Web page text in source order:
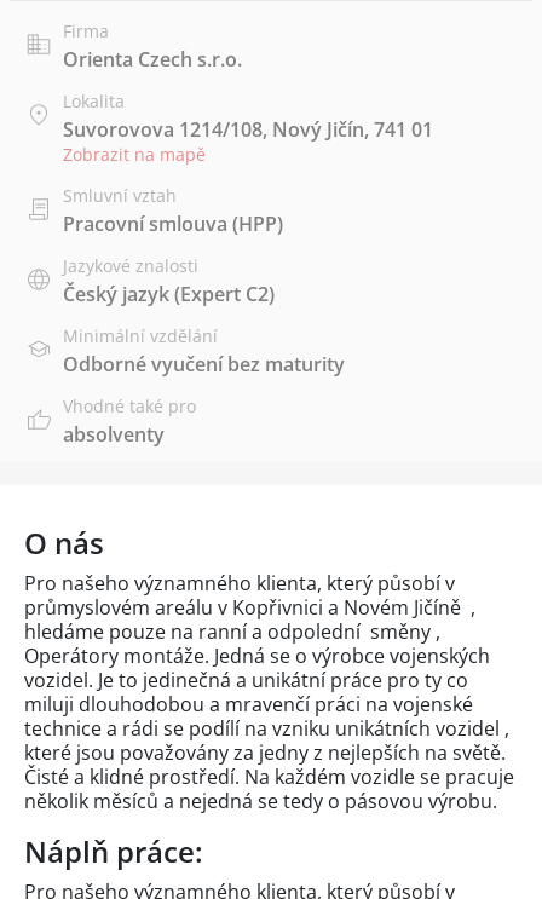
Firma
Orienta Czech s.r.o.
Lokalita
Suvorovova 1214/108, Nový Jičín, 741 01
Zobrazit na mapě
Smluvní vztah
Pracovní smlouva (HPP)
Jazykové znalosti
Český jazyk(Expert C2)
Minimální vzdělání
Odborné vyučení bez maturity
Vhodné také pro
absolventy
O nás
Pro našeho významného klienta, který působí v
průmyslovém areálu v Kopřivnici a Novém Jičíně ,
hledáme pouze na ranní a odpolední směny ,
Operátory montáže. Jedná se o výrobce vojenských
vozidel. Je to jedinečná a unikátní práce pro ty co
miluji dlouhodobou a mravenčí práci na vojenské
technice a rádi se podílí na vzniku unikátních vozidel ,
které jsou považovány za jedny z nejlepších na světě.
Čisté a klidné prostředí. Na každém vozidle se pracuje
několik měsíců a nejedná se tedy o pásovou výrobu.
Náplň práce:
Pro našeho významného klienta, který působí v